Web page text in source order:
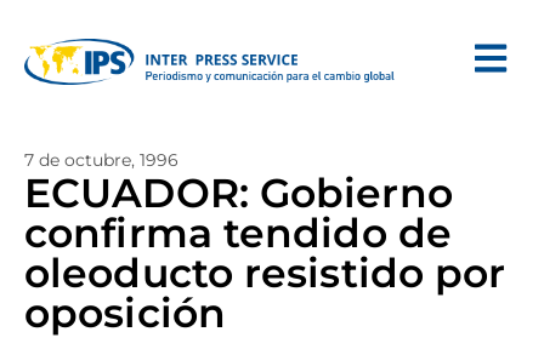
7 de octubre, 1996
ECUADOR: Gobierno
confirma tendido de
oleoducto resistido por
oposición